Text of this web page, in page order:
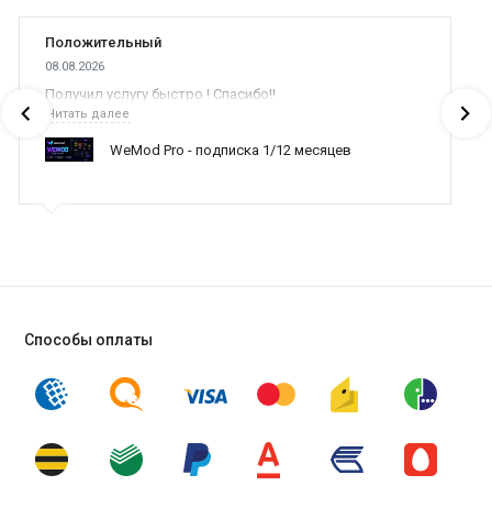
Положительный
08.08.2026
Получил услугу быстро ! Спасибо!!
Читать далее
WeMod Pro - подписка 1/12 месяцев
Способы оплаты